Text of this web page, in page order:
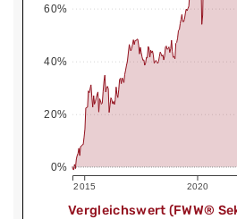
2015 2020
0%
20%
40%
60%
Vergleichswert (FWW®